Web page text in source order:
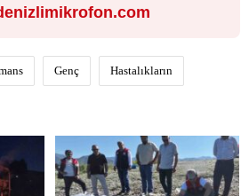
Genç Hastalıkların